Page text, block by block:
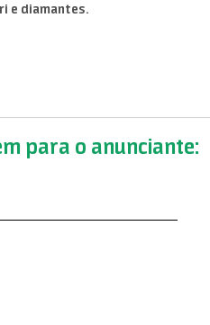
e diamantes.
para o anunciante: